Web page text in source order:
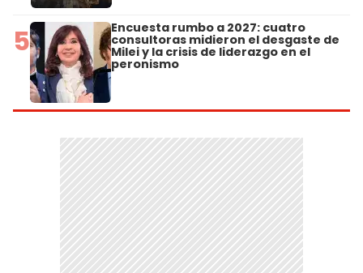
5 Encuesta rumbo a 2027: cuatro
consultoras midieron el desgaste de
Milei y la crisis de liderazgo en el
peronismo